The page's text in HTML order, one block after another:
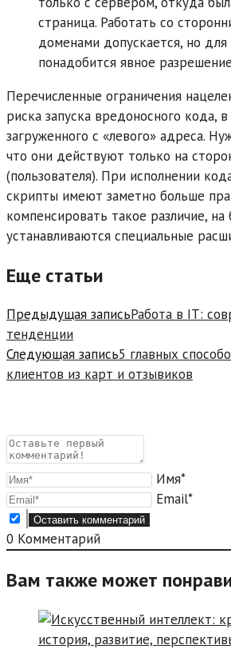
страница. Работать со
доменами допускается, но для
понадобится явное
Перечисленные ограничения
риска запуска вредоносного кода,
загруженного с «левого» адреса.
что они действуют только на
(пользователя). При исполнении
скрипты имеют заметно больше
компенсировать такое различие, на
устанавливаются специальные
Еще статьи
Предыдущая записьРабота в IT:
тенденции
Следующая запись5 главных
клиентов из карт и отзывиков
Имя*
Email*
0 Комментарий
Вам также может